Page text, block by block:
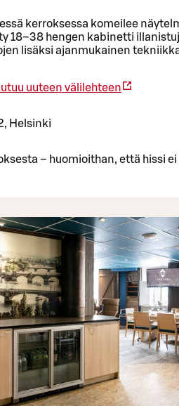
kerroksessa komeilee
18–38 hengen kabinetti
lisäksi ajanmukainen
uuteen välilehteen
Helsinki
– huomioithan, että hissi ei